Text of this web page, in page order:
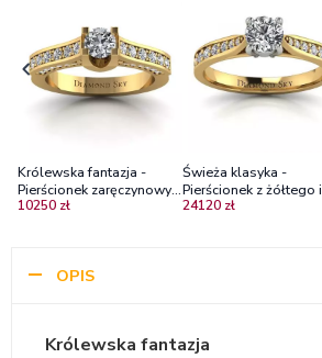
Królewska fantazja -
Pierścionek zaręczynowy z
żółtego złota z
10250 zł
Świeża klasyka -
Pierścionek z żółtego i
białego złota z
24120 zł
OPIS
Królewska fantazja